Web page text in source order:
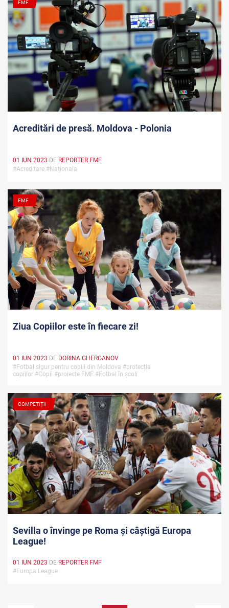
FMF
Acreditări de presă. Moldova - Polonia
01 IUN 2023 DE REPORTER FMF
#Acreditare #Naționala
FMF
Ziua Copiilor este în fiecare zi!
01 IUN 2023 DE DORINA GHERGANOV
#Fotbal sigur pentru copiii din Moldova #protecția
copiilor #Copii #proiecte FMF #Fotbal în școli
COMPETIȚII
Sevilla o învinge pe Roma și câștigă Europa
League!
01 IUN 2023 DE REPORTER FMF
#Europa League